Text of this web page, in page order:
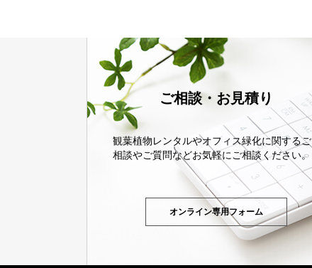
ご相談・お見積り
観葉植物レンタルやオフィス緑化に関するご
相談やご質問などお気軽にご相談ください。
オンライン専用フォーム